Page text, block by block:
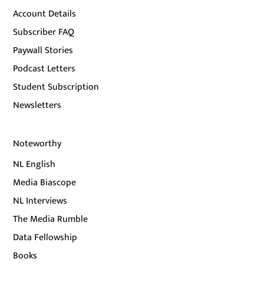
Account Details
Subscriber FAQ
Paywall Stories
Podcast Letters
Student Subscription
Newsletters
Noteworthy
NL English
Media Biascope
NL Interviews
The Media Rumble
Data Fellowship
Books